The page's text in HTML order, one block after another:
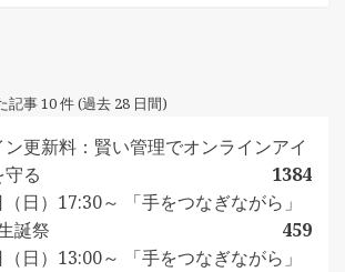
記事 10 件 (過去 28 日間)
更新料：賢い管理でオンラインアイ
る
1384
日）17:30～ 「手をつなぎながら」
誕祭
459
日）13:00～ 「手をつなぎながら」